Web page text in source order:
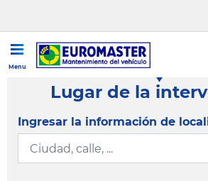
Menu
Lugar de la
Ingresar la información de